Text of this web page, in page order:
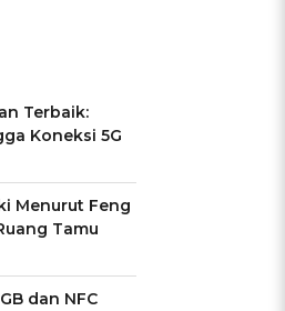
Terbaik:
Koneksi 5G
Menurut Feng
Tamu
dan NFC